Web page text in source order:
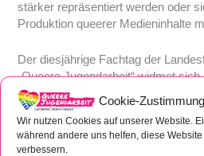
Cookie-
Wir nutzen Cookies auf unserer Website.
während andere uns helfen, diese
verbessern.
stärker repräsentiert werden oder
Produktion queerer Medieninhalte
Der diesjährige Fachtag der
„Queere Jugendarbeit“ widmet
medienpädagogischen Themen.
Medien“ denn eigentlich? Was ist
wieso ist das für die queere/
wichtig?